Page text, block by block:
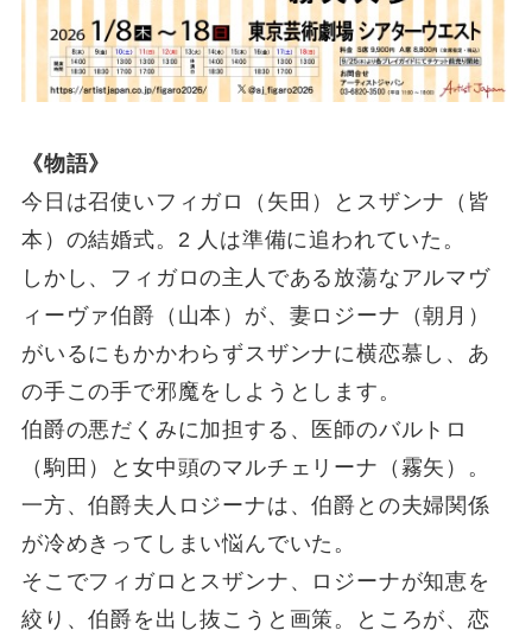
《物語》
今日は召使いフィガロ（矢田）とスザンナ（皆
本）の結婚式。2 人は準備に追われていた。
しかし、フィガロの主人である放蕩なアルマヴ
ィーヴァ伯爵（山本）が、妻ロジーナ（朝月）
がいるにもかかわらずスザンナに横恋慕し、あ
の手この手で邪魔をしようとします。
伯爵の悪だくみに加担する、医師のバルトロ
（駒田）と女中頭のマルチェリーナ（霧矢）。
一方、伯爵夫人ロジーナは、伯爵との夫婦関係
が冷めきってしまい悩んでいた。
そこでフィガロとスザンナ、ロジーナが知恵を
絞り、伯爵を出し抜こうと画策。ところが、恋